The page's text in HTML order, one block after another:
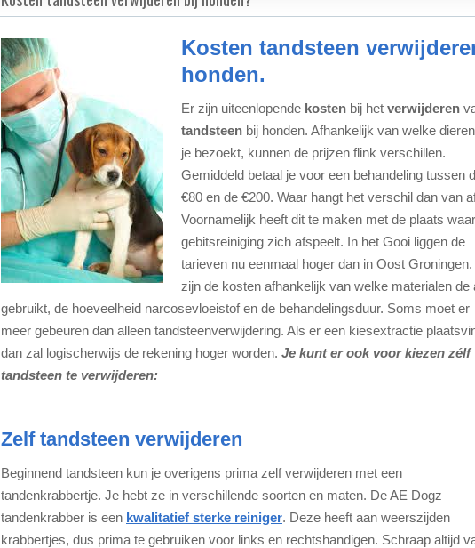
Kosten tandsteen
honden.
Er zijn uiteenlopende kosten bij het verwijderen
tandsteen bij honden. Afhankelijk van welke
je bezoekt, kunnen de prijzen flink verschillen.
Gemiddeld betaal je voor een behandeling tussen
€80 en de €200. Waar hangt het verschil dan van
Voornamelijk heeft dit te maken met de plaats
gebitsreiniging zich afspeelt. In het Gooi liggen de
tarieven nu eenmaal hoger dan in Oost
zijn de kosten afhankelijk van welke materialen de
gebruikt, de hoeveelheid narcosevloeistof en de behandelingsduur. Soms moet er
meer gebeuren dan alleen tandsteenverwijdering. Als er een kiesextractie
dan zal logischerwijs de rekening hoger worden. Je kunt er ook voor kiezen zélf
tandsteen te verwijderen:
Zelf tandsteen verwijderen
Beginnend tandsteen kun je overigens prima zelf verwijderen met een
tandenkrabbertje. Je hebt ze in verschillende soorten en maten. De AE Dogz
tandenkrabber is een kwalitatief sterke reiniger. Deze heeft aan weerszijden
krabbertjes, dus prima te gebruiken voor links en rechtshandigen. Schraap altijd